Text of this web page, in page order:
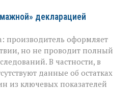
декларацией
производитель оформляет
но не проводит полный
В частности, в
данные об остатках
из ключевых показателей